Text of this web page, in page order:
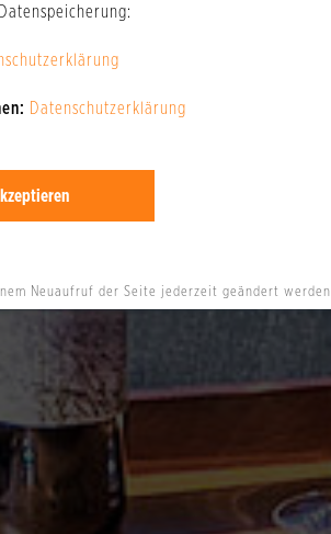
Datenschutzerklärung
Neuaufruf der Seite jederzeit geändert werden.